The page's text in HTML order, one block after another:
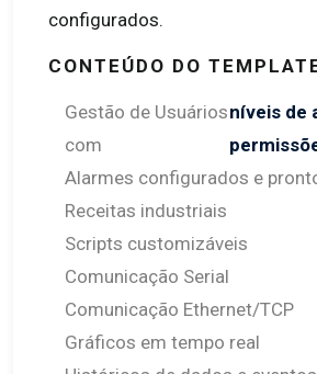
configurados.
CONTEÚDO DO
Gestão de Usuários
com
níveis de
Alarmes configurados e
Receitas industriais
Scripts customizáveis
Comunicação Serial
Comunicação Ethernet/TCP
Gráficos em tempo real